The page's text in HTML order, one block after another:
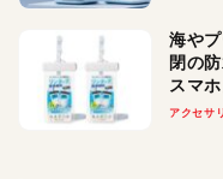
海や
閉の
スマ
アクセサリ